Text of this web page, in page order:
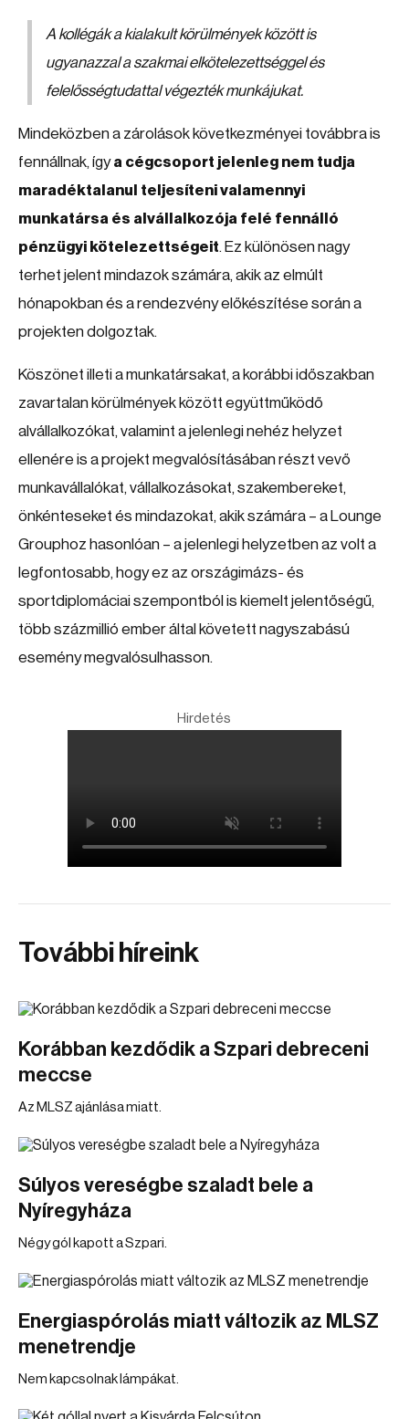
A kollégák a kialakult körülmények között is
ugyanazzal a szakmai elkötelezettséggel és
felelősségtudattal végezték munkájukat.
Mindeközben a zárolások következményei továbbra is
fennállnak, ígya cégcsoport jelenleg nem tudja
maradéktalanul teljesíteni valamennyi
munkatársa és alvállalkozója felé fennálló
pénzügyi kötelezettségeit. Ez különösen nagy
terhet jelent mindazok számára, akik az elmúlt
hónapokban és a rendezvény előkészítése során a
projekten dolgoztak.
Köszönet illeti a munkatársakat, a korábbi időszakban
zavartalan körülmények között együttműködő
alvállalkozókat, valamint a jelenlegi nehéz helyzet
ellenére is a projekt megvalósításában részt vevő
munkavállalókat, vállalkozásokat, szakembereket,
önkénteseket és mindazokat, akik számára – a Lounge
Grouphoz hasonlóan – a jelenlegi helyzetben az volt a
legfontosabb, hogy ez az országimázs- és
sportdiplomáciai szempontból is kiemelt jelentőségű,
több százmillió ember által követett nagyszabású
esemény megvalósulhasson.
Hirdetés
További híreink
Korábban kezdődik a Szpari debreceni
meccse
Az MLSZ ajánlása miatt.
Súlyos vereségbe szaladt bele a
Nyíregyháza
Négy gól kapott a Szpari.
Energiaspórolás miatt változik az MLSZ
menetrendje
Nem kapcsolnak lámpákat.